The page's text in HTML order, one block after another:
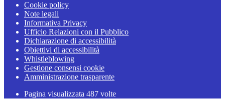
Cookie policy
Note legali
Informativa Privacy
Ufficio Relazioni con il Pubblico
Dichiarazione di accessibilità
Obiettivi di accessibilità
Whistleblowing
Gestione consensi cookie
Amministrazione trasparente
Pagina visualizzata 487 volte